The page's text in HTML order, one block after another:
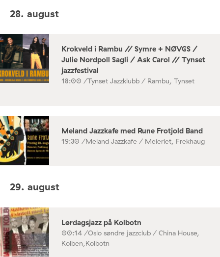
28. august
Krokveld i Rambu // Symre + NØVGS /
Julie Nordpoll Sagli / Ask Carol // Tynset
jazzfestival
18:00 /Tynset Jazzklubb / Rambu, Tynset
Meland Jazzkafe med Rune Frotjold Band
19:30 /Meland Jazzkafe / Meieriet, Frekhaug
29. august
Lørdagsjazz på Kolbotn
00:14 /Oslo søndre jazzclub / China House,
Kolben,Kolbotn